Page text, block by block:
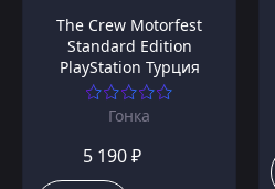
The Crew Motorfest
Standard Edition
PlayStation Турция
Гонка
5 190 ₽